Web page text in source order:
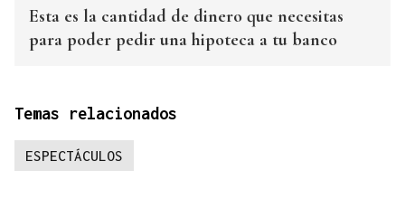
Esta es la cantidad de dinero que necesitas
para poder pedir una hipoteca a tu banco
Temas relacionados
ESPECTÁCULOS